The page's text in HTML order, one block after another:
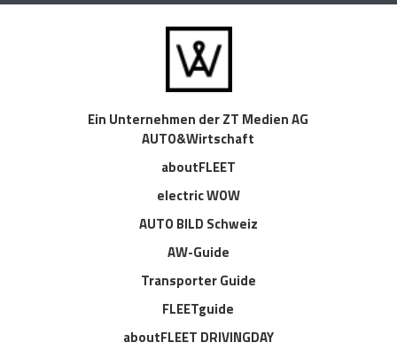
Ein Unternehmen der ZT Medien AG
AUTO&Wirtschaft
aboutFLEET
electric WOW
AUTO BILD Schweiz
AW-Guide
Transporter Guide
FLEETguide
aboutFLEET DRIVINGDAY